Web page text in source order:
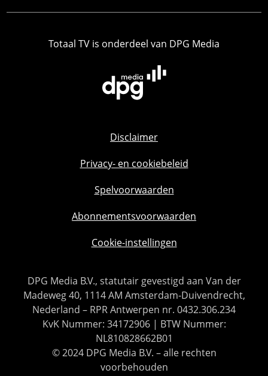
Totaal TV is onderdeel van DPG Media
Disclaimer
Privacy- en cookiebeleid
Spelvoorwaarden
Abonnementsvoorwaarden
Cookie-instellingen
DPG Media B.V., statutair gevestigd aan Van der
Madeweg 40, 1114 AM Amsterdam-Duivendrecht,
Nederland – RPR Antwerpen nr. 0432.306.234
KvK Nummer: 34172906 | BTW Nummer:
NL810828662B01
© 2024 DPG Media B.V. – alle rechten
voorbehouden